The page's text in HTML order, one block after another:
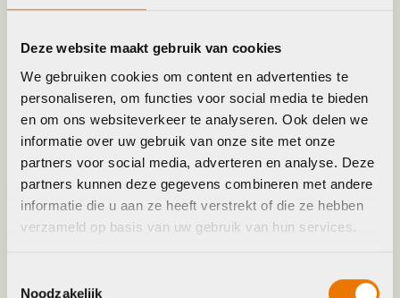
Deze website maakt gebruik van cookies
We gebruiken cookies om content en advertenties te
personaliseren, om functies voor social media te bieden
en om ons websiteverkeer te analyseren. Ook delen we
informatie over uw gebruik van onze site met onze
partners voor social media, adverteren en analyse. Deze
partners kunnen deze gegevens combineren met andere
informatie die u aan ze heeft verstrekt of die ze hebben
verzameld op basis van uw gebruik van hun services.
Noodzakelijk
Keyword
Model Visma|lease a bike fietspomp
Merk
Kleur Multicolor